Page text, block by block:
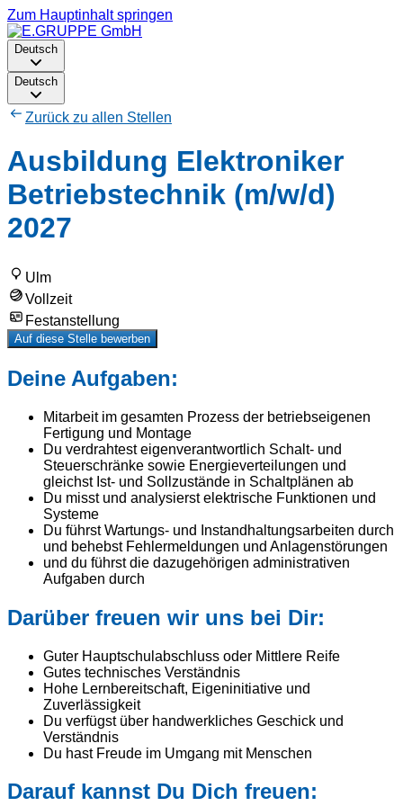
Zum Hauptinhalt springen
Deutsch
Deutsch
Zurück zu allen Stellen
Ausbildung Elektroniker
Betriebstechnik (m/w/d)
2027
Ulm
Vollzeit
Festanstellung
Auf diese Stelle bewerben
Deine Aufgaben:
Mitarbeit im gesamten Prozess der betriebseigenen
Fertigung und Montage
Du verdrahtest eigenverantwortlich Schalt- und
Steuerschränke sowie Energieverteilungen und
gleichst Ist- und Sollzustände in Schaltplänen ab
Du misst und analysierst elektrische Funktionen und
Systeme
Du führst Wartungs- und Instandhaltungsarbeiten durch
und behebst Fehlermeldungen und Anlagenstörungen
und du führst die dazugehörigen administrativen
Aufgaben durch
Darüber freuen wir uns bei Dir:
Guter Hauptschulabschluss oder Mittlere Reife
Gutes technisches Verständnis
Hohe Lernbereitschaft, Eigeninitiative und
Zuverlässigkeit
Du verfügst über handwerkliches Geschick und
Verständnis
Du hast Freude im Umgang mit Menschen
Darauf kannst Du Dich freuen: